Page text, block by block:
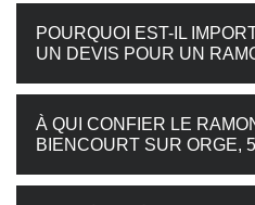
POURQUOI EST-IL
UN DEVIS POUR UN
À QUI CONFIER LE
BIENCOURT SUR ORGE,